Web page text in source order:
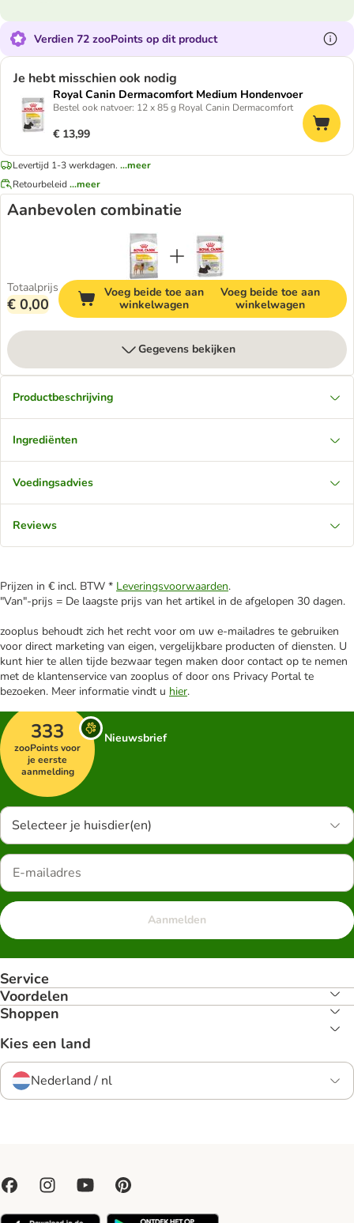
Verdien 72 zooPoints op dit product
Je hebt misschien ook nodig
Royal Canin Dermacomfort Medium Hondenvoer
Bestel ook natvoer: 12 x 85 g Royal Canin Dermacomfort
€ 13,99
Levertijd 1-3 werkdagen. ...meer
Retourbeleid ...meer
Aanbevolen combinatie
Totaalprijs
€ 0,00
Voeg beide toe aan
winkelwagen
Voeg beide toe aan
winkelwagen
Gegevens bekijken
Productbeschrijving
Ingrediënten
Voedingsadvies
Reviews
Prijzen in € incl. BTW * Leveringsvoorwaarden.
"Van"-prijs = De laagste prijs van het artikel in de afgelopen 30 dagen.
zooplus behoudt zich het recht voor om uw e-mailadres te gebruiken
voor direct marketing van eigen, vergelijkbare producten of diensten. U
kunt hier te allen tijde bezwaar tegen maken door contact op te nemen
met de klantenservice van zooplus of door ons Privacy Portal te
bezoeken. Meer informatie vindt u hier.
333
zooPoints voor
je eerste
aanmelding
Nieuwsbrief
Selecteer je huisdier(en)
Aanmelden
Service
Voordelen
Shoppen
Kies een land
Nederland / nl